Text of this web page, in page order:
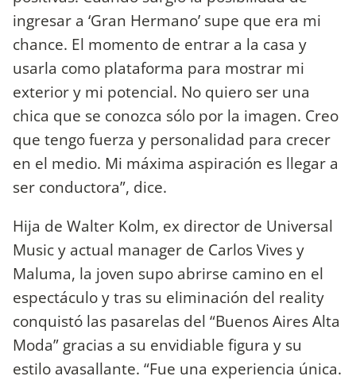
ingresar a ‘Gran Hermano’ supe que era mi
chance. El momento de entrar a la casa y
usarla como plataforma para mostrar mi
exterior y mi potencial. No quiero ser una
chica que se conozca sólo por la imagen. Creo
que tengo fuerza y personalidad para crecer
en el medio. Mi máxima aspiración es llegar a
ser conductora”, dice.
Hija de Walter Kolm, ex director de Universal
Music y actual manager de Carlos Vives y
Maluma, la joven supo abrirse camino en el
espectáculo y tras su eliminación del reality
conquistó las pasarelas del “Buenos Aires Alta
Moda” gracias a su envidiable figura y su
estilo avasallante. “Fue una experiencia única.